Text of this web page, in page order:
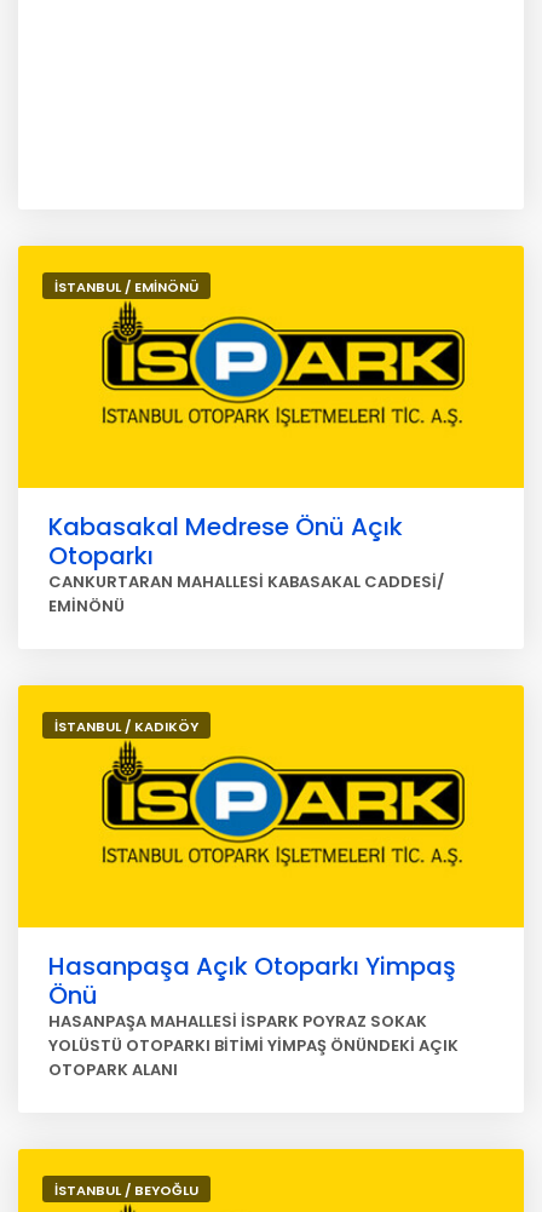
İSTANBUL / EMİNÖNÜ
Kabasakal Medrese Önü Açık
Otoparkı
CANKURTARAN MAHALLESİ KABASAKAL CADDESİ/
EMİNÖNÜ
İSTANBUL / KADIKÖY
Hasanpaşa Açık Otoparkı Yimpaş
Önü
HASANPAŞA MAHALLESİ İSPARK POYRAZ SOKAK
YOLÜSTÜ OTOPARKI BİTİMİ YİMPAŞ ÖNÜNDEKİ AÇIK
OTOPARK ALANI
İSTANBUL / BEYOĞLU